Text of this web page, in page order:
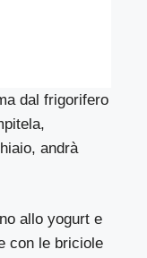
dal frigorifero
andrà
allo yogurt e
con le briciole